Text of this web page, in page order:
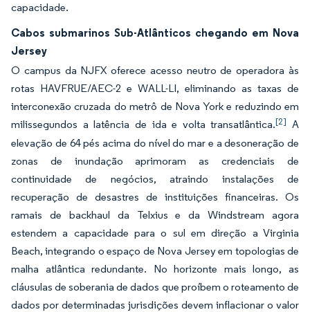
capacidade.
Cabos submarinos Sub-Atlânticos chegando em Nova
Jersey
O campus da NJFX oferece acesso neutro de operadora às
rotas HAVFRUE/AEC-2 e WALL-LI, eliminando as taxas de
interconexão cruzada do metrô de Nova York e reduzindo em
milissegundos a latência de ida e volta transatlântica.[2] A
elevação de 64 pés acima do nível do mar e a desoneração de
zonas de inundação aprimoram as credenciais de
continuidade de negócios, atraindo instalações de
recuperação de desastres de instituições financeiras. Os
ramais de backhaul da Telxius e da Windstream agora
estendem a capacidade para o sul em direção a Virginia
Beach, integrando o espaço de Nova Jersey em topologias de
malha atlântica redundante. No horizonte mais longo, as
cláusulas de soberania de dados que proíbem o roteamento de
dados por determinadas jurisdições devem inflacionar o valor